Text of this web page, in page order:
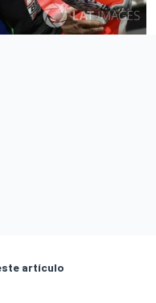
artículo